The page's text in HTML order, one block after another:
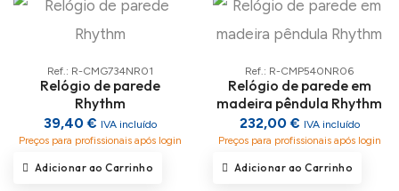
Ref.: R-CMG734NR01
Relógio de parede
Rhythm
39,40 € IVA incluído
Preços para profissionais após login
Adicionar ao Carrinho
Ref.: R-CMP540NR06
Relógio de parede em
madeira pêndula Rhythm
232,00 € IVA incluído
Preços para profissionais após login
Adicionar ao Carrinho